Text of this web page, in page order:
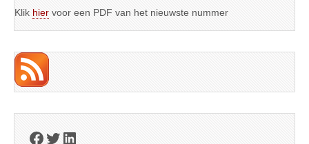
Klik hier voor een PDF van het nieuwste nummer
Facebook
Twitter
LinkedIn